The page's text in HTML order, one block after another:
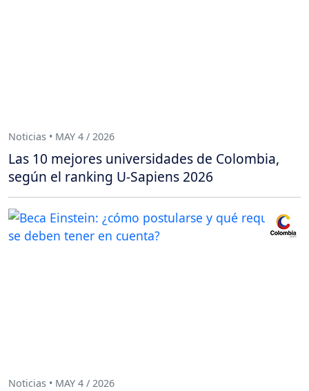
Noticias • MAY 4 / 2026
Las 10 mejores universidades de Colombia,
según el ranking U-Sapiens 2026
Noticias • MAY 4 / 2026